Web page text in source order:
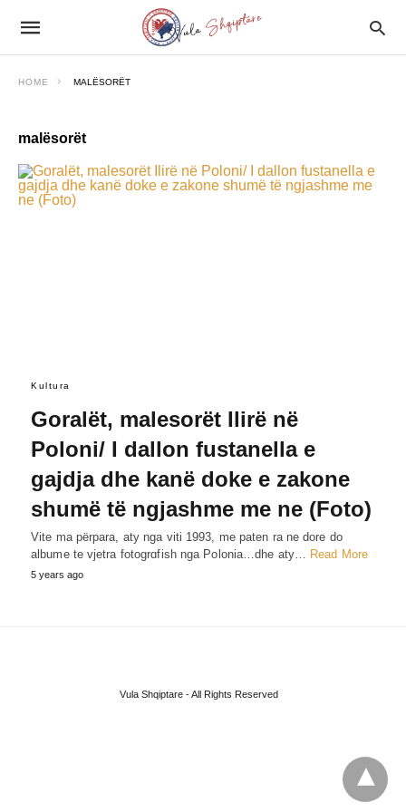
HOME MALËSORËT
malësorët
Kultura
Goralët, malesorët Ilirë në
Poloni/ I dallon fustanella e
gajdja dhe kanë doke e zakone
shumë të ngjashme me ne (Foto)
Vite ma përpara, aty nga viti 1993, me paten ra ne dore do
albume te vjetra fotogrɑfish nga Polonia…dhe aty… Read More
5 years ago
Vula Shqiptare - All Rights Reserved